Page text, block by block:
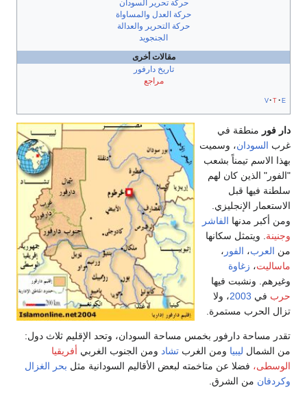
حركة تحرير السودان
حركة العدل والمساواة
حركة التحرير والعدالة
الجنجويد
مقالات أخرى
تاريخ دارفور
مراجع
v t e
دار فور منطقة في
غرب السودان، وسميت
بهذا الاسم تيمناً بشعب
"الفور" الذين كان لهم
سلطنة فيها قبل
الاستعمار الإنجليزي.
ومن أكبر مدنها الفاشر
وجنينة. ويتمثل سكانها
من العرب، الفور ،
ماساليت، زغاوة
وغيرهم. ونشبت فيها
حرب في 2003، ولا
تزال الحرب مستمرة.
تقدر مساحة دارفور بخمس مساحة السودان، وتحد الإقليم ثلاث دول:
من الشمال ليبيا ومن الغرب تشاد ومن الجنوب الغربي أفريقيا
الوسطى، فضلا عن متاخمته لبعض الأقاليم السودانية مثل بحر الغزال
وكردفان من الشرق.